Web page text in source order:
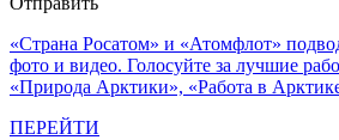
«Страна Росатом» и «Атомфлот»
фото и видео. Голосуйте за лучшие
«Природа Арктики», «Работа в
ПЕРЕЙТИ